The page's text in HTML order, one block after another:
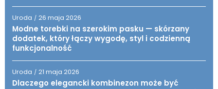
Uroda / 26 maja 2026
Modne torebki na szerokim pasku — skórzany
dodatek, który łączy wygodę, styl i codzienną
funkcjonalność
Uroda / 21 maja 2026
Dlaczego elegancki kombinezon może być